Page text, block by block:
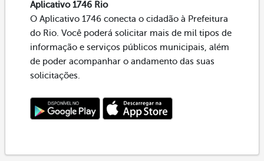
Aplicativo 1746 Rio
O Aplicativo 1746 conecta o cidadão à Prefeitura
do Rio. Você poderá solicitar mais de mil tipos de
informação e serviços públicos municipais, além
de poder acompanhar o andamento das suas
solicitações.